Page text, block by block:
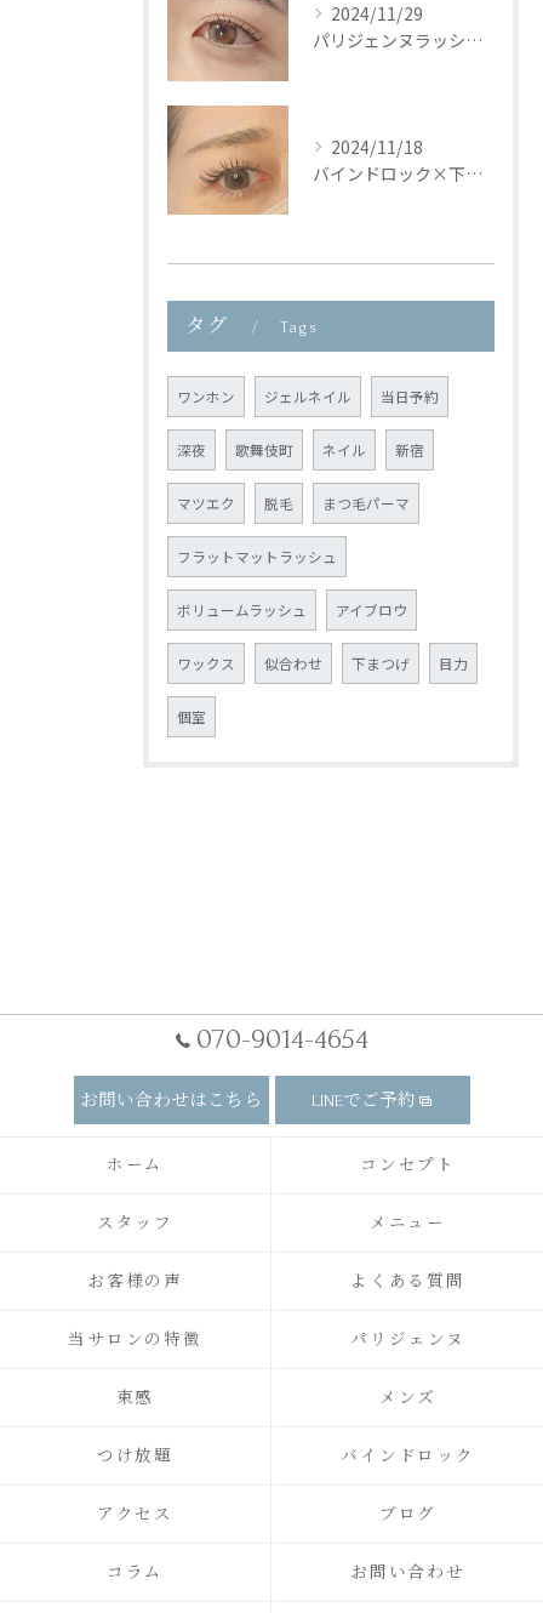
2024/11/29
パリジェンヌラッシュリフト🦢🩵
2024/11/18
バインドロック×下まつ毛🦢🩵
タグ Tags
ワンホン ジェルネイル 当日予約
深夜 歌舞伎町 ネイル 新宿
マツエク 脱毛 まつ毛パーマ
フラットマットラッシュ
ボリュームラッシュ アイブロウ
ワックス 似合わせ 下まつげ 目力
個室
070-9014-4654
お問い合わせはこちら LINEでご予約
ホーム コンセプト
スタッフ メニュー
お客様の声 よくある質問
当サロンの特徴 パリジェンヌ
束感 メンズ
つけ放題 バインドロック
アクセス ブログ
コラム お問い合わせ